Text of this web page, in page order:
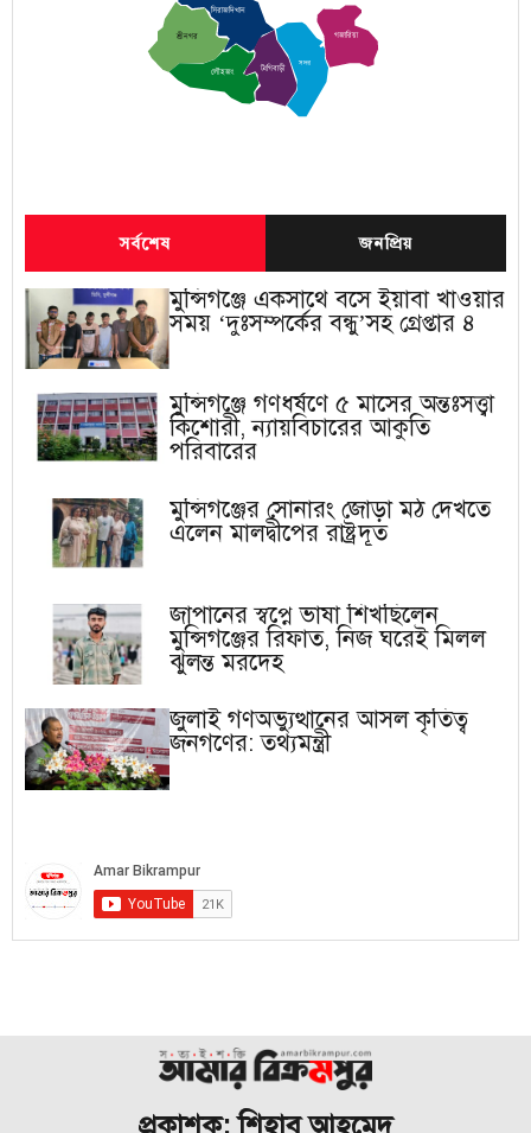
শ্রীনগর
সিরাজদিখান
টংগিবাড়ী
সদর
গজারিয়া
লৌহজং
সর্বশেষ জনপ্রিয়
মুন্সিগঞ্জে একসাথে বসে ইয়াবা খাওয়ার
সময় ‘দুঃসম্পর্কের বন্ধু’সহ গ্রেপ্তার ৪
মুন্সিগঞ্জে গণধর্ষণে ৫ মাসের অন্তঃসত্ত্বা
কিশোরী, ন্যায়বিচারের আকুতি
পরিবারের
মুন্সিগঞ্জের সোনারং জোড়া মঠ দেখতে
এলেন মালদ্বীপের রাষ্ট্রদূত
জাপানের স্বপ্নে ভাষা শিখছিলেন
মুন্সিগঞ্জের রিফাত, নিজ ঘরেই মিলল
ঝুলন্ত মরদেহ
জুলাই গণঅভ্যুত্থানের আসল কৃতিত্ব
জনগণের: তথ্যমন্ত্রী